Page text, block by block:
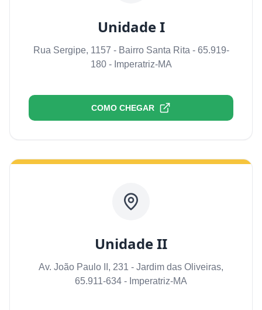
Unidade I
Rua Sergipe, 1157 - Bairro Santa Rita - 65.919-
180 - Imperatriz-MA
COMO CHEGAR
Unidade II
Av. João Paulo II, 231 - Jardim das Oliveiras,
65.911-634 - Imperatriz-MA